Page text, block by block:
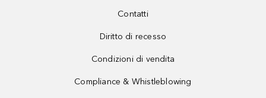
Contatti
Diritto di recesso
Condizioni di vendita
Compliance & Whistleblowing